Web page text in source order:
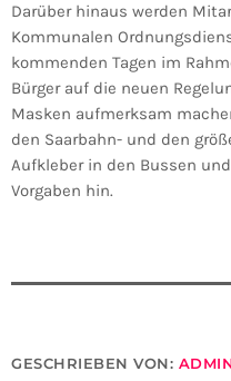
Darüber hinaus werden
Kommunalen
kommenden Tagen im
Bürger auf die neuen
Masken aufmerksam
den Saarbahn- und den
Aufkleber in den Bussen
Vorgaben hin.
GESCHRIEBEN VON: